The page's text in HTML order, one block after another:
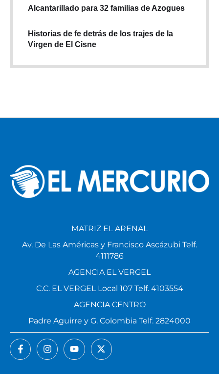
Alcantarillado para 32 familias de Azogues
Historias de fe detrás de los trajes de la
Virgen de El Cisne
MATRIZ EL ARENAL
Av. De Las Américas y Francisco Ascázubi Telf.
4111786
AGENCIA EL VERGEL
C.C. EL VERGEL Local 107 Telf. 4103554
AGENCIA CENTRO
Padre Aguirre y G. Colombia Telf. 2824000